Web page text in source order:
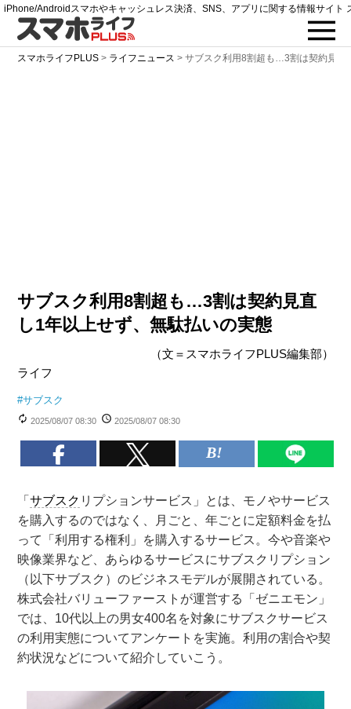
iPhone/Androidスマホやキャッシュレス決済、SNS、アプリに関する情報サイト
スマホライフPLUS > ライフニュース >サブスク利用8割超も…3割は契約見直
サブスク利用8割超も…3割は契約見直
し1年以上せず、無駄払いの実態
（文＝スマホライフPLUS編集部）
ライフ
#サブスク
2025/08/07 08:30 2025/08/07 08:30
「サブスク リプションサービス」とは、モノやサービス
を購入するのではなく、月ごと、年ごとに定額料金を払
って「利用する権利」を購入するサービス。今や音楽や
映像業界など、あらゆるサービスにサブスクリプション
（以下サブスク）のビジネスモデルが展開されている。
株式会社バリューファーストが運営する「ゼニエモン」
では、10代以上の男女400名を対象にサブスクサービス
の利用実態についてアンケートを実施。利用の割合や契
約状況などについて紹介していこう。